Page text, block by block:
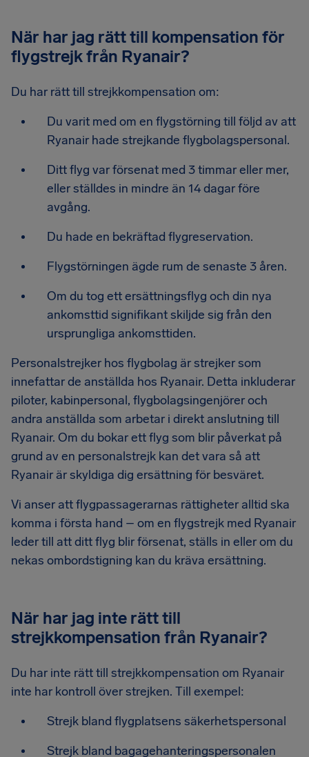
När har jag rätt till kompensation för
flygstrejk från Ryanair?
Du har rätt till strejkkompensation om:
Du varit med om en flygstörning till följd av att
Ryanair hade strejkande flygbolagspersonal.
Ditt flyg var försenat med 3 timmar eller mer,
eller ställdes in mindre än 14 dagar före
avgång.
Du hade en bekräftad flygreservation.
Flygstörningen ägde rum de senaste 3 åren.
Om du tog ett ersättningsflyg och din nya
ankomsttid signifikant skiljde sig från den
ursprungliga ankomsttiden.
Personalstrejker hos flygbolag är strejker som
innefattar de anställda hos Ryanair. Detta inkluderar
piloter, kabinpersonal, flygbolagsingenjörer och
andra anställda som arbetar i direkt anslutning till
Ryanair. Om du bokar ett flyg som blir påverkat på
grund av en personalstrejk kan det vara så att
Ryanair är skyldiga dig ersättning för besväret.
Vi anser att flygpassagerarnas rättigheter alltid ska
komma i första hand – om en flygstrejk med Ryanair
leder till att ditt flyg blir försenat, ställs in eller om du
nekas ombordstigning kan du kräva ersättning.
När har jag inte rätt till
strejkkompensation från Ryanair?
Du har inte rätt till strejkkompensation om Ryanair
inte har kontroll över strejken. Till exempel:
Strejk bland flygplatsens säkerhetspersonal
Strejk bland bagagehanteringspersonalen